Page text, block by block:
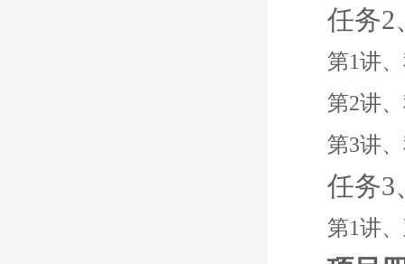
任务2
第1讲
第2讲
第3讲
任务3
第1讲